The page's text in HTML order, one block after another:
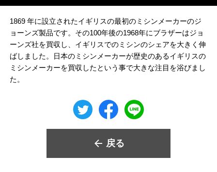
1869 年に設立されたイギリスの最初のミシンメーカーのジ
ョーンズ製品です。その100年後の1968年にブラザーはジョ
ーンズ社を買収し、イギリスでのミシンのシェアを大きく伸
ばしました。日本のミシンメーカーが歴史のあるイギリスの
ミシンメーカーを買収したという事で大きな注目を浴びまし
た。
戻る